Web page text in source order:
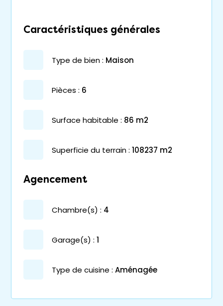
Caractéristiques générales
type de bien : maison
pièces : 6
surface habitable : 86 m2
superficie du terrain : 108237 m2
Agencement
chambre(s) : 4
garage(s) : 1
Type de cuisine : Aménagée